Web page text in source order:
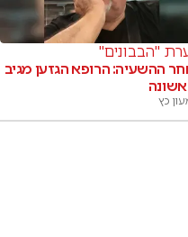
"הבבונים"
ההשעיה: הרופא הגזען מגיב
כץ